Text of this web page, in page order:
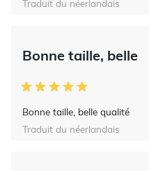
Traduit du néerlandais
Bonne taille, belle
Bonne taille, belle qualité
Traduit du néerlandais